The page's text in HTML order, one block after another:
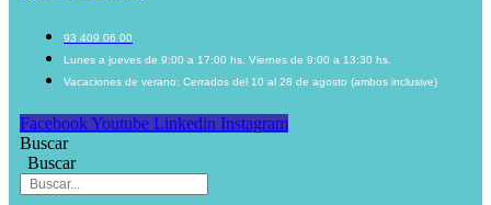
93 409 06 00
Lunes a jueves de 9:00 a 17:00 hs. Viernes de 9:00 a 13:30 hs.
Vacaciones de verano: Cerrados del 10 al 28 de agosto (ambos inclusive)
Facebook Youtube Linkedin Instagram
Buscar
Buscar